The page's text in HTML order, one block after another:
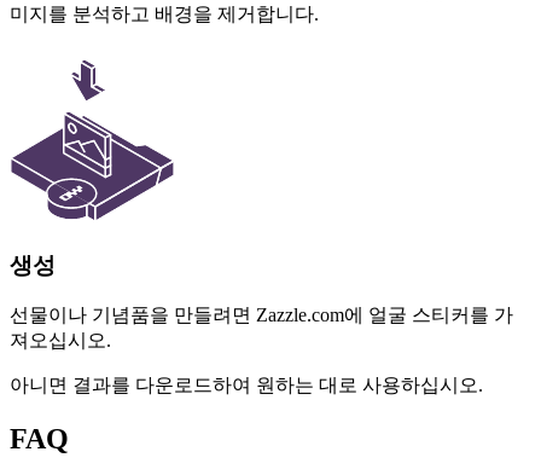
미지를 분석하고 배경을 제거합니다.
생성
선물이나 기념품을 만들려면 Zazzle.com에 얼굴 스티커를 가
져오십시오.
아니면 결과를 다운로드하여 원하는 대로 사용하십시오.
FAQ